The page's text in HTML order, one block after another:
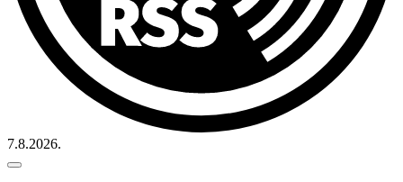
7.8.2026.